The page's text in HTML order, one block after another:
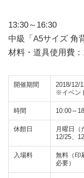
13:30～16:30
中級「A5サイズ 角
材料・道具使用費：
開催期間
2018/12/
※イベン
時間 10:00～
休館日
月曜日（
12/25、
入場料
無料（印
必要）